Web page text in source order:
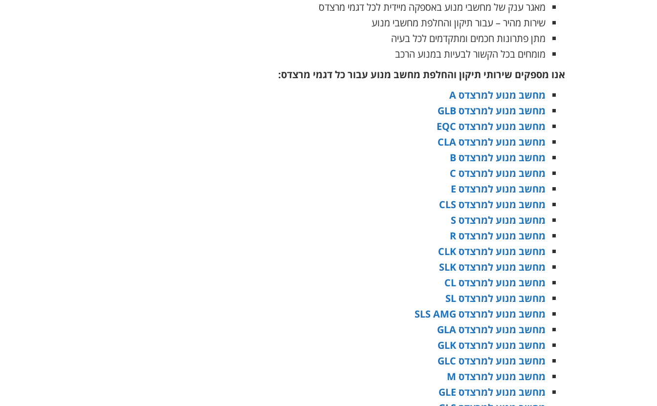
מאגר ענק של מחשבי מנוע באספקה מיידית לכל דגמי מרצדס
שירות מהיר – עבור תיקון והחלפת מחשבי מנוע
מתן פתרונות חכמים ומתקדמים לכל בעיה
מומחים בכל הקשור לבעיות במנוע הרכב
אנו מספקים שירותי תיקון והחלפת מחשב מנוע עבור כל דגמי מרצדס:
מחשב מנוע למרצדס A
מחשב מנוע למרצדס GLB
מחשב מנוע למרצדס EQC
מחשב מנוע למרצדס CLA
מחשב מנוע למרצדס B
מחשב מנוע למרצדס C
מחשב מנוע למרצדס E
מחשב מנוע למרצדס CLS
מחשב מנוע למרצדס S
מחשב מנוע למרצדס R
מחשב מנוע למרצדס CLK
מחשב מנוע למרצדס SLK
מחשב מנוע למרצדס CL
מחשב מנוע למרצדס SL
מחשב מנוע למרצדס SLS AMG
מחשב מנוע למרצדס GLA
מחשב מנוע למרצדס GLK
מחשב מנוע למרצדס GLC
מחשב מנוע למרצדס M
מחשב מנוע למרצדס GLE